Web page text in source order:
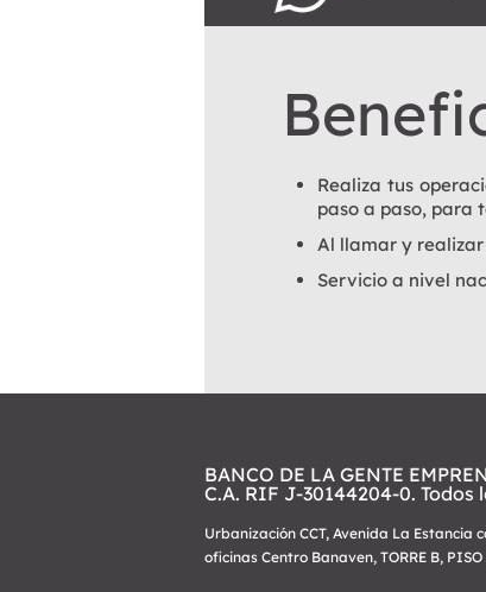
Realiza tus
paso a paso, para
Al llamar y
Servicio a nivel
BANCO DE LA GENTE
C.A. RIF J-30144204-0. Todos
Urbanización CCT, Avenida La Estancia
oficinas Centro Banaven, TORRE B,